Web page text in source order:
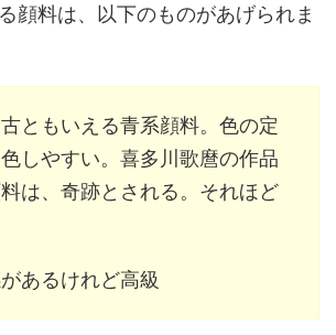
顔料は、以下のものがあげられま
ともいえる青系顔料。色の定
しやすい。喜多川歌麿の作品
は、奇跡とされる。それほど
あるけれど高級